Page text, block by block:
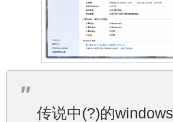
传说中(?)的